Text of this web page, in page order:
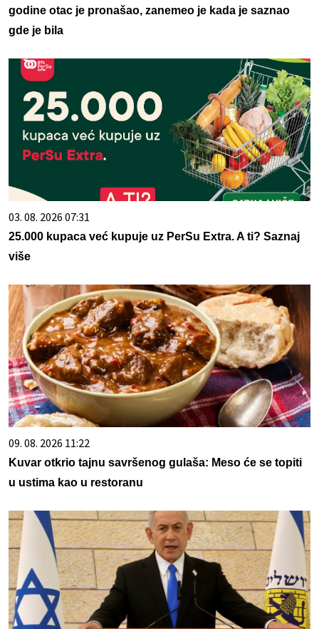
godine otac je pronašao, zanemeo je kada je saznao
gde je bila
03. 08. 2026 07:31
25.000 kupaca već kupuje uz PerSu Extra. A ti? Saznaj
više
09. 08. 2026 11:22
Kuvar otkrio tajnu savršenog gulaša: Meso će se topiti
u ustima kao u restoranu